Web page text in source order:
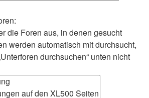
die Foren aus, in denen gesucht
werden automatisch mit durchsucht,
durchsuchen“ unten nicht